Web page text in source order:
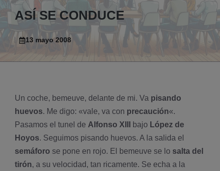
ASÍ­ SE CONDUCE
13 mayo 2008
Un coche, bemeuve, delante de mi. Va pisando
huevos. Me digo: «vale, va con precaución«.
Pasamos el tunel de Alfonso XIII bajo López de
Hoyos. Seguimos pisando huevos. A la salida el
semáforo se pone en rojo. El bemeuve se lo salta del
tirón, a su velocidad, tan ricamente. Se echa a la